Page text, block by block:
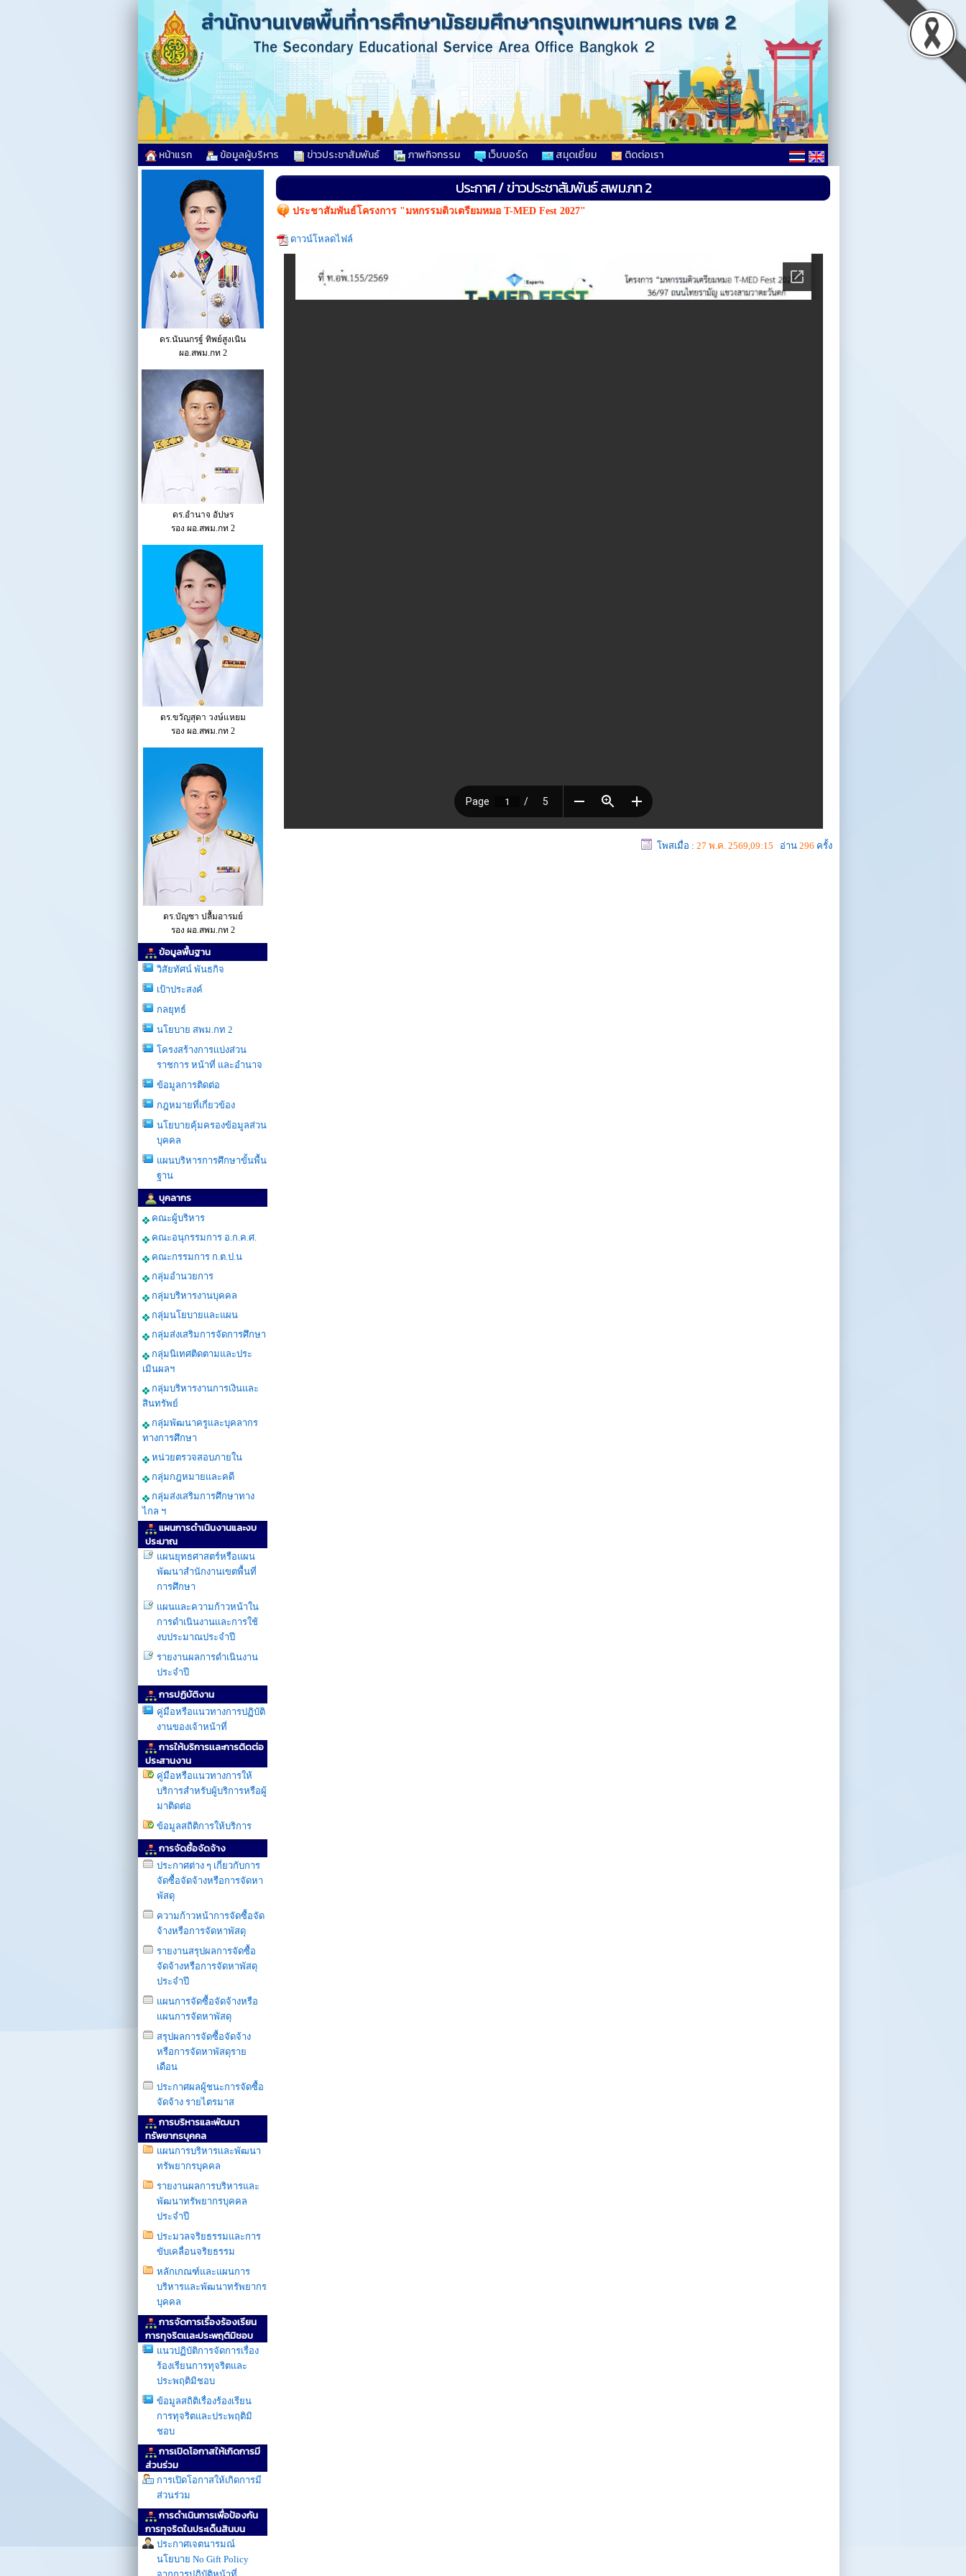
หน้าแรก ข้อมูลผู้บริหาร ข่าวประชาสัมพันธ์ ภาพกิจกรรม เว็บบอร์ด สมุดเยี่ยม ติดต่อเรา
ดร.นันนกรฐ์ ทิพย์สูงเนิน
ผอ.สพม.กท 2
ดร.อำนาจ อัปษร
รอง ผอ.สพม.กท 2
ดร.ขวัญสุดา วงษ์แหยม
รอง ผอ.สพม.กท 2
ดร.บัญชา ปลื้มอารมย์
รอง ผอ.สพม.กท 2
ข้อมูลพื้นฐาน
วิสัยทัศน์ พันธกิจ
เป้าประสงค์
กลยุทธ์
นโยบาย สพม.กท 2
โครงสร้างการเเบ่งส่วน
ราชการ หน้าที่ และอำนาจ
ข้อมูลการติดต่อ
กฎหมายที่เกี่ยวข้อง
นโยบายคุ้มครองข้อมูลส่วน
บุคคล
แผนบริหารการศึกษาขั้นพื้น
ฐาน
บุคลากร
คณะผู้บริหาร
คณะอนุกรรมการ อ.ก.ค.ศ.
คณะกรรมการ ก.ต.ป.น
กลุ่มอำนวยการ
กลุ่มบริหารงานบุคคล
กลุ่มนโยบายและแผน
กลุ่มส่งเสริมการจัดการศึกษา
กลุ่มนิเทศติดตามและประ
เมินผลฯ
กลุ่มบริหารงานการเงินและ
สินทรัพย์
กลุ่มพัฒนาครูและบุคลากร
ทางการศึกษา
หน่วยตรวจสอบภายใน
กลุ่มกฎหมายและคดี
กลุ่มส่งเสริมการศึกษาทาง
ไกล ฯ
แผนการดำเนินงานและงบ
ประมาณ
แผนยุทธศาสตร์หรือแผน
พัฒนาสำนักงานเขตพื้นที่
การศึกษา
แผนและความก้าวหน้าใน
การดำเนินงานเเละการใช้
งบประมาณประจำปี
รายงานผลการดำเนินงาน
ประจำปี
การปฏิบัติงาน
คู่มือหรือแนวทางการปฏิบัติ
งานของเจ้าหน้าที่
การให้บริการเเละการติดต่อ
ประสานงาน
คู่มือหรือแนวทางการให้
บริการสำหรับผู้บริการหรือผู้
มาติดต่อ
ข้อมูลสถิติการให้บริการ
การจัดซื้อจัดจ้าง
ประกาศต่าง ๆ เกี่ยวกับการ
จัดซื้อจัดจ้างหรือการจัดหา
พัสดุ
ความก้าวหน้าการจัดซื้อจัด
จ้างหรือการจัดหาพัสดุ
รายงานสรุปผลการจัดซื้อ
จัดจ้างหรือการจัดหาพัสดุ
ประจำปี
แผนการจัดซื้อจัดจ้างหรือ
แผนการจัดหาพัสดุ
สรุปผลการจัดซื้อจัดจ้าง
หรือการจัดหาพัสดุราย
เดือน
ประกาศผลผู้ชนะการจัดซื้อ
จัดจ้าง รายไตรมาส
การบริหารและพัฒนา
ทรัพยากรบุคคล
แผนการบริหารเเละพัฒนา
ทรัพยากรบุคคล
รายงานผลการบริหารและ
พัฒนาทรัพยากรบุคคล
ประจำปี
ประมวลจริยธรรมและการ
ขับเคลื่อนจริยธรรม
หลักเกณฑ์และแผนการ
บริหารและพัฒนาทรัพยากร
บุคคล
การจัดการเรื่องร้องเรียน
การทุจริตเเละประพฤติมิชอบ
แนวปฏิบัติการจัดการเรื่อง
ร้องเรียนการทุจริตและ
ประพฤติมิชอบ
ข้อมูลสถิติเรื่องร้องเรียน
การทุจริตและประพฤติมิ
ชอบ
การเปิดโอกาสให้เกิดการมี
ส่วนร่วม
การเปิดโอกาสให้เกิดการมี
ส่วนร่วม
การดำเนินการเพื่อป้องกัน
การทุจริตในประเด็นสินบน
ประกาศเจตนารมณ์
นโยบาย No Gift Policy
ประกาศ / ข่าวประชาสัมพันธ์ สพม.กท 2
ประชาสัมพันธ์โครงการ "มหกรรมติวเตรียมหมอ T-MED Fest 2027"
ดาวน์โหลดไฟล์
โพสเมื่อ : 27 พ.ค. 2569,09:15 อ่าน 296 ครั้ง